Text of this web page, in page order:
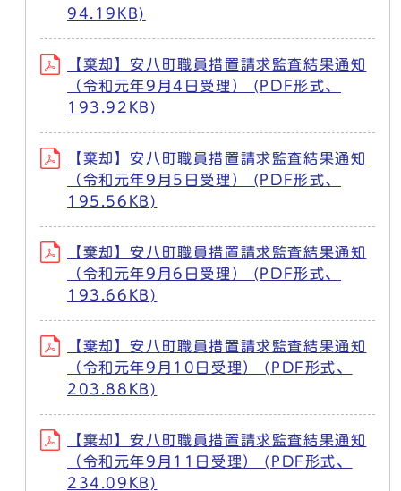
94.19KB)
【棄却】安八町職員措置請求監査結果通知
（令和元年9月4日受理） (PDF形式、
193.92KB)
【棄却】安八町職員措置請求監査結果通知
（令和元年9月5日受理） (PDF形式、
195.56KB)
【棄却】安八町職員措置請求監査結果通知
（令和元年9月6日受理） (PDF形式、
193.66KB)
【棄却】安八町職員措置請求監査結果通知
（令和元年9月10日受理） (PDF形式、
203.88KB)
【棄却】安八町職員措置請求監査結果通知
（令和元年9月11日受理） (PDF形式、
234.09KB)